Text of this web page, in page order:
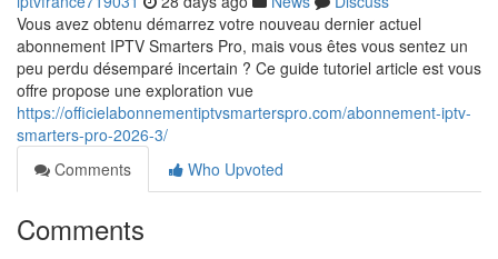
Vous avez obtenu démarrez votre nouveau dernier actuel
abonnement IPTV Smarters Pro, mais vous êtes vous sentez un
peu perdu désemparé incertain ? Ce guide tutoriel article est vous
offre propose une exploration vue
https://officielabonnementiptvsmarterspro.com/abonnement-iptv-
smarters-pro-2026-3/
Comments
Who Upvoted
Comments